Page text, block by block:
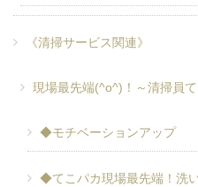
《清掃サービス関連》
現場最先端(^o^)！～清掃員
◆モチベーションアップ
◆てこパカ現場最先端！洗